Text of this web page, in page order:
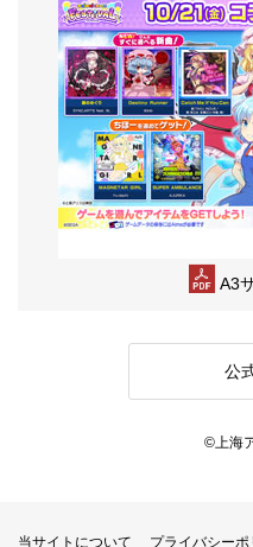
A3
公
©上海
当サイトについて プライバシーポ